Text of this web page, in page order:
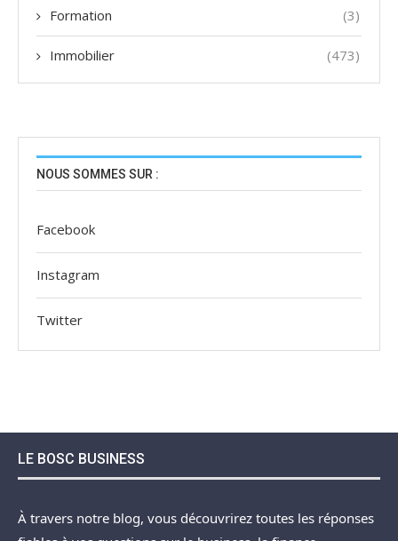
Formation (3)
Immobilier (473)
NOUS SOMMES SUR :
Facebook
Instagram
Twitter
LE BOSC BUSINESS
À travers notre blog, vous découvrirez toutes les réponses